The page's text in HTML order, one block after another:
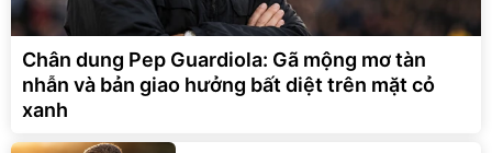
Chân dung Pep Guardiola: Gã mộng mơ tàn
nhẫn và bản giao hưởng bất diệt trên mặt cỏ
xanh